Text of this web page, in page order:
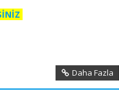
Daha Fazla